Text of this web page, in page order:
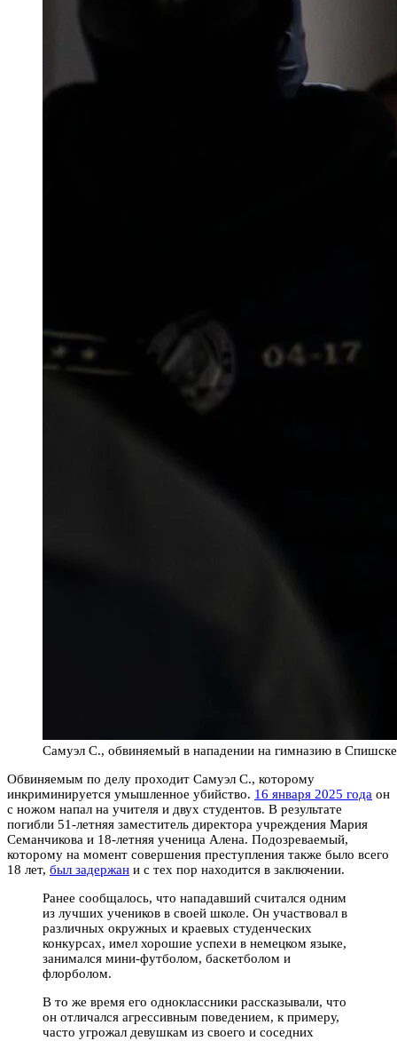
Самуэл С., обвиняемый в нападении на гимназию в
Обвиняемым по делу проходит Самуэл С., которому
инкриминируется умышленное убийство. 16 января 2025 года он
с ножом напал на учителя и двух студентов. В результате
погибли 51-летняя заместитель директора учреждения Мария
Семанчикова и 18-летняя ученица Алена. Подозреваемый,
которому на момент совершения преступления также было всего
18 лет, был задержан и с тех пор находится в заключении.
Ранее сообщалось, что нападавший считался одним
из лучших учеников в своей школе. Он участвовал в
различных окружных и краевых студенческих
конкурсах, имел хорошие успехи в немецком языке,
занимался мини-футболом, баскетболом и
флорболом.
В то же время его одноклассники рассказывали, что
он отличался агрессивным поведением, к примеру,
часто угрожал девушкам из своего и соседних